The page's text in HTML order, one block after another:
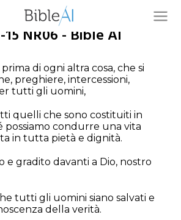
NR06 - Bible AI
di ogni altra cosa, che si
preghiere, intercessioni,
tutti gli uomini,
quelli che sono costituiti in
possiamo condurre una vita
in tutta pietà e dignità.
e gradito davanti a Dio, nostro
tutti gli uomini siano salvati e
della verità.